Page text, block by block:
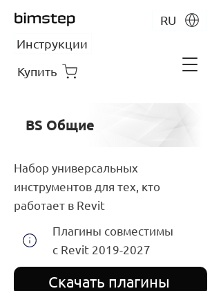
Инструкции
Купить
RU
BS Общие
Набор универсальных
инструментов для тех, кто
работает в Revit
Плагины совместимы
с Revit 2019-2027
Скачать плагины